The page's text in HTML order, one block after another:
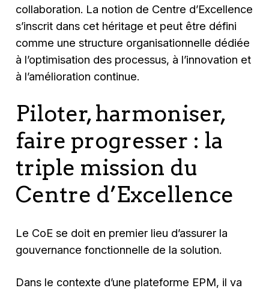
collaboration. La notion de Centre d’Excellence
s’inscrit dans cet héritage et peut être défini
comme une structure organisationnelle dédiée
à l’optimisation des processus, à l’innovation et
à l’amélioration continue.
Piloter, harmoniser,
faire progresser : la
triple mission du
Centre d’Excellence
Le CoE se doit en premier lieu d’assurer la
gouvernance fonctionnelle de la solution.
Dans le contexte d’une plateforme EPM, il va